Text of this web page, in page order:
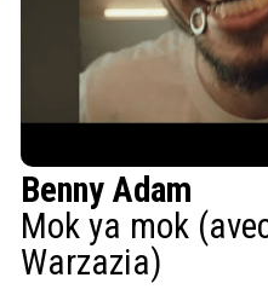
Benny Adam
Mok ya mok
Warzazia)